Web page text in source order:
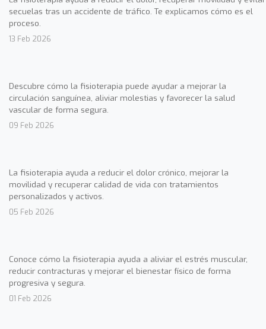
secuelas tras un accidente de tráfico. Te explicamos cómo es el
proceso.
13 Feb 2026
Descubre cómo la fisioterapia puede ayudar a mejorar la
circulación sanguínea, aliviar molestias y favorecer la salud
vascular de forma segura.
09 Feb 2026
La fisioterapia ayuda a reducir el dolor crónico, mejorar la
movilidad y recuperar calidad de vida con tratamientos
personalizados y activos.
05 Feb 2026
Conoce cómo la fisioterapia ayuda a aliviar el estrés muscular,
reducir contracturas y mejorar el bienestar físico de forma
progresiva y segura.
01 Feb 2026